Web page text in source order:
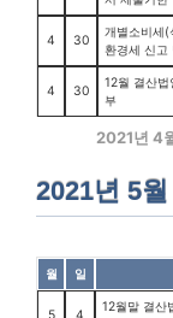
4 30
개별소비세(
환경세 신고
4 30
12월 결산
부
2021년 4
2021년 5
월 일
5 4
12월말 결산